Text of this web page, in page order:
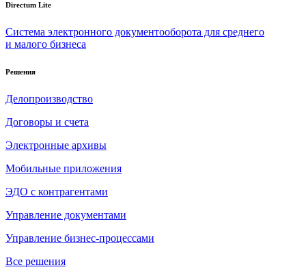
Directum Lite
Система электронного документооборота для среднего
и малого бизнеса
Решения
Делопроизводство
Договоры и счета
Электронные архивы
Мобильные приложения
ЭДО с контрагентами
Управление документами
Управление бизнес-процессами
Все решения